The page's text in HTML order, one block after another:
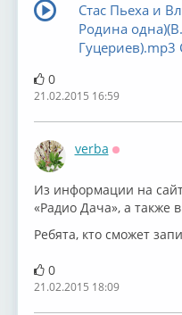
Стас Пьеха и
Родина
Гуцериев).mp3
0
21.02.2015 16:59
verba
Из информации на
«Радио Дача», а также
Ребята, кто сможет
0
21.02.2015 18:09